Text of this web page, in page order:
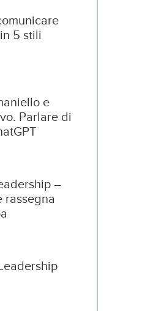
5 stili
e
Parlare di
–
rassegna